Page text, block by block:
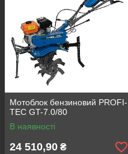
Мотоблок бензиновий PROFI-
TEC GT-7.0/80
В наявності
24 510,90 ₴